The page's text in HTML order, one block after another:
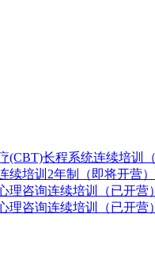
(CBT)长程系统连续培训
续培训2年制（即将开营）
理咨询连续培训（已开营）
理咨询连续培训（已开营）